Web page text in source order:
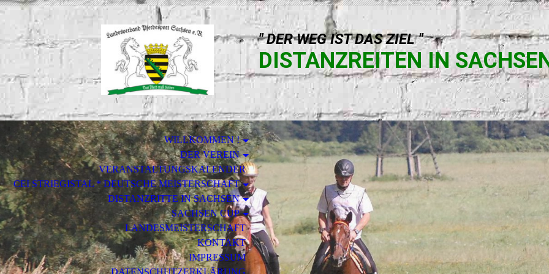
" DER WEG IST DAS ZIEL "
DISTANZREITEN IN
WILLKOMMEN !
DER VEREIN
VERANSTALTUNGSKALENDER
CEI STRIEGISTAL * DEUTSCHE MEISTERSCHAFT
DISTANZRITTE IN SACHSEN
SACHSEN CUP
LANDESMEISTERSCHAFT
KONTAKT
IMPRESSUM
DATENSCHUTZERKLÄRUNG